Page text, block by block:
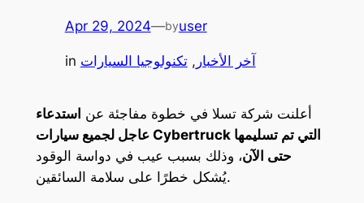
Apr 29, 2024—byuser
in آخر الأخبار , تكنولوجيا السيارات
أعلنت شركة تسلا في خطوة مفاجئة عن استدعاء
عاجل لجميع سيارات Cybertruck التي تم تسليمها
حتى الآن، وذلك بسبب عيب في دواسة الوقود
يُشكل خطرًا على سلامة السائقين.